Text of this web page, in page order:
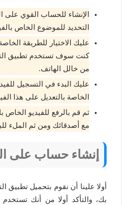
الإنشاء للحساب القوي على
التحديد للموضوع الخاص
عليك الاختيار للطريقة
كنت سوف تستخدم تطبيق
من خالل الهاتف.
عليك البدء في التسجيل
الخاصة بالتعديل على هذا
ثم قم بالرفع للفيديو
مع أصدقائك ومن ثم الملء
إنشاء حساب على
أولا علينا أن نقوم بتحميل تطبيق
بك، والتأكد أولا من أنك